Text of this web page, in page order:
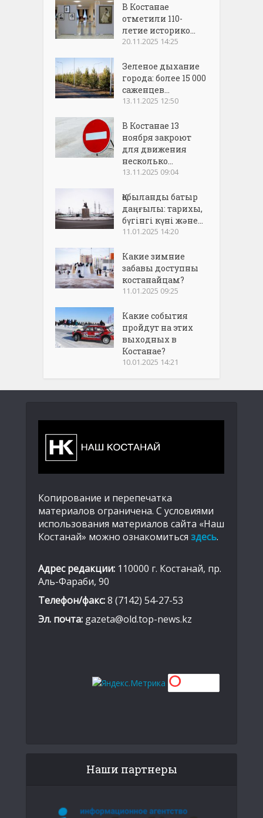
В Костанае
отметили 110-
летие историко...
20.11.2025 14:25
Зеленое дыхание
города: более 15 000
саженцев...
13.11.2025 12:50
В Костанае 13
ноября закроют
для движения
несколько...
13.11.2025 09:04
Қобыланды батыр
даңғылы: тарихы,
бүгінгі күні және...
11.01.2025 14:20
Какие зимние
забавы доступны
костанайцам?
11.01.2025 09:25
Какие события
пройдут на этих
выходных в
Костанае?
10.01.2025 14:21
Копирование и перепечатка
материалов ограничена. С условиями
использования материалов сайта «Наш
Костанай» можно ознакомиться здесь.
Адрес редакции: 110000 г. Костанай, пр.
Аль-Фараби, 90
Телефон/факс:8 (7142) 54-27-53
Эл. почта: gazeta@old.top-news.kz
Наши партнеры